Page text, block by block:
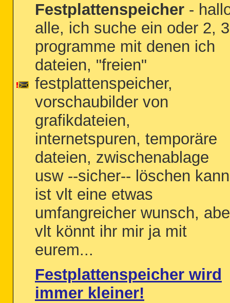
Festplattenspeicher -
alle, ich suche ein oder 2, 3
programme mit denen ich
dateien, "freien"
festplattenspeicher,
vorschaubilder von
grafikdateien,
internetspuren, temporäre
dateien, zwischenablage
usw --sicher-- löschen
ist vlt eine etwas
umfangreicher wunsch,
vlt könnt ihr mir ja mit
eurem...
Festplattenspeicher wird
immer kleiner!